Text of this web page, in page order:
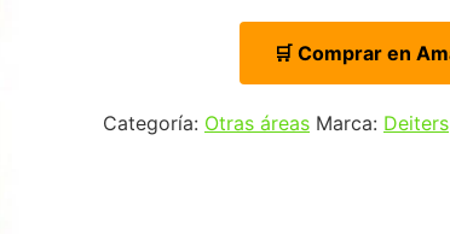
🛒 Comprar en
Categoría: Otras áreas Marca: Deiters